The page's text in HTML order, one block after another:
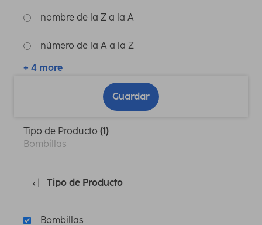
nombre de la Z a la A
número de la A a la Z
+ 4 more
Guardar
Tipo de Producto (1)
Bombillas
Tipo de Producto
Bombillas